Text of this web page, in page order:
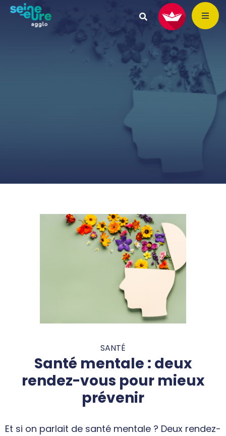
SANTÉ
Santé mentale : deux
rendez-vous pour mieux
prévenir
Et si on parlait de santé mentale ? Deux rendez-